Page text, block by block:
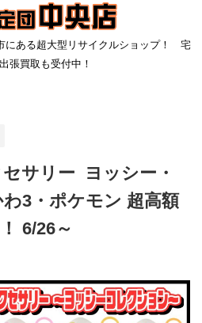
にある超大型リサイクルショップ！ 宅
張買取も受付中！
サリー ヨッシー・
3・ポケモン 超高額
6/26～